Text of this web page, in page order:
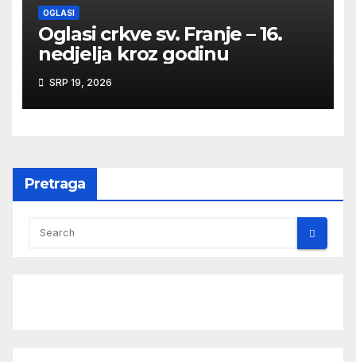
OGLASI
Oglasi crkve sv. Franje – 16.
nedjelja kroz godinu
SRP 19, 2026
Pretraga